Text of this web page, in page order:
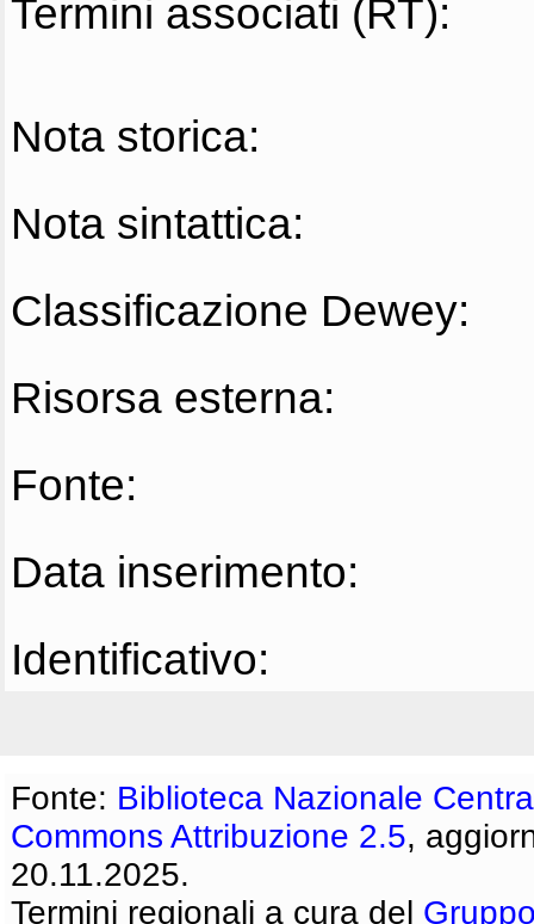
Termini associati (RT):
Nota storica:
Nota sintattica:
Classificazione Dewey:
Risorsa esterna:
Fonte:
Data inserimento:
Identificativo:
Fonte: Biblioteca Nazionale
Commons Attribuzione 2.5,
20.11.2025.
Termini regionali a cura del